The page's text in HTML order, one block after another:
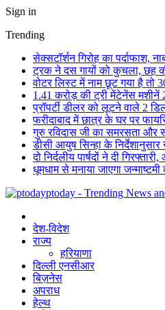
Sign in
Trending
सेक्सटॉर्शन गिरोह का पर्दाफाश,
ट्रक ने दस गायों को कुचला, छह
वोटर लिस्ट में नाम छूट गया है
1.41 करोड़ की ट्री मेंटेनेंस मशीनें
प्रॉपर्टी डीलर को लूटने वाले 2
फरीदाबाद में छात्र के घर पर
गुरु रविदास जी का समरसता
डीसी आयुष सिन्हा के
दो निर्दलीय पार्षदों ने दी
धूमधाम से मनाया जाएगा जन्माष्टमी
ptoday - Trending News
देश-विदेश
राज्य
हरियाणा
दिल्ली एनसीआर
बिज़नेस
अपराध
हेल्थ